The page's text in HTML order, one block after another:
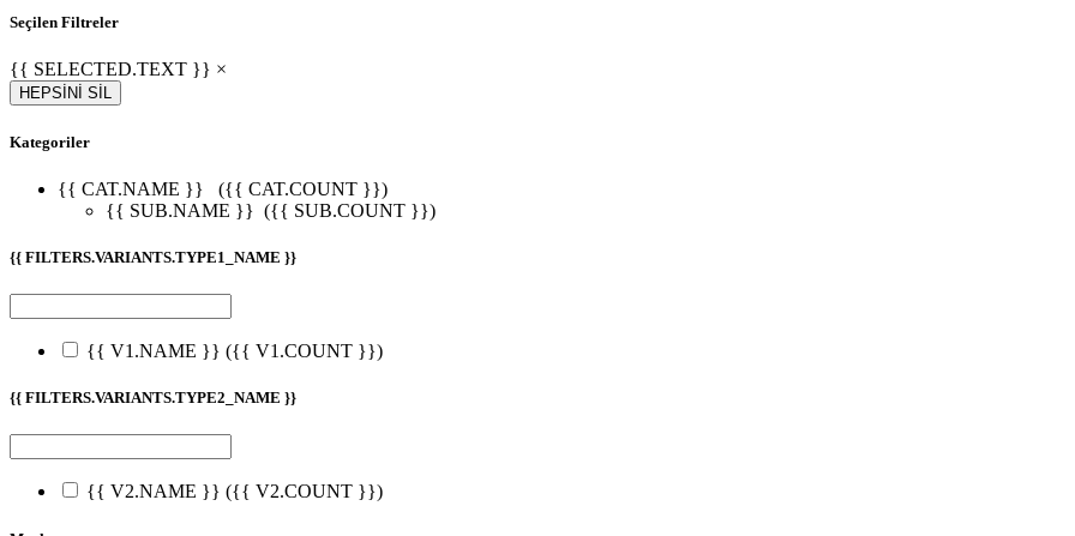
Seçilen Filtreler
{{ SELECTED.TEXT }} ×
HEPSİNİ SİL
Kategoriler
{{ CAT.NAME }}
({{ CAT.COUNT }})
{{ SUB.NAME }} ({{ SUB.COUNT }})
{{ FILTERS.VARIANTS.TYPE1_NAME }}
{{ V1.NAME }} ({{ V1.COUNT }})
{{ FILTERS.VARIANTS.TYPE2_NAME }}
{{ V2.NAME }} ({{ V2.COUNT }})